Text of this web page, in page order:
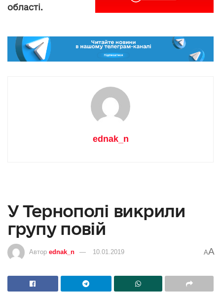
області.
ednak_n
У Тернополі викрили
групу повій
Автор ednak_n 10.01.2019 AA